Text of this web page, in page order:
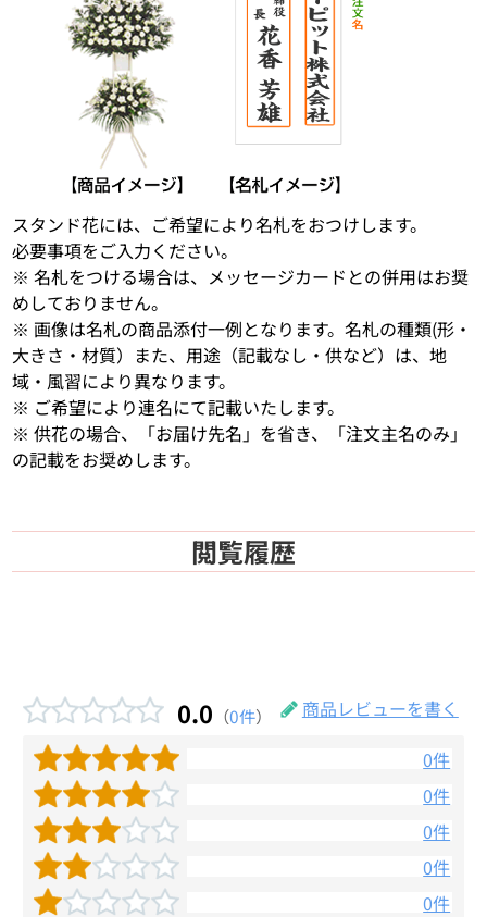
スタンド花には、ご希望により名札をおつけします。
必要事項をご入力ください。
※ 名札をつける場合は、メッセージカードとの併用はお奨
めしておりません。
※ 画像は名札の商品添付一例となります。名札の種類(形・
大きさ・材質）また、用途（記載なし・供など）は、地
域・風習により異なります。
※ ご希望により連名にて記載いたします。
※ 供花の場合、「お届け先名」を省き、「注文主名のみ」
の記載をお奨めします。
閲覧履歴
0.0 （0件）
商品レビューを書く
0件
0件
0件
0件
0件